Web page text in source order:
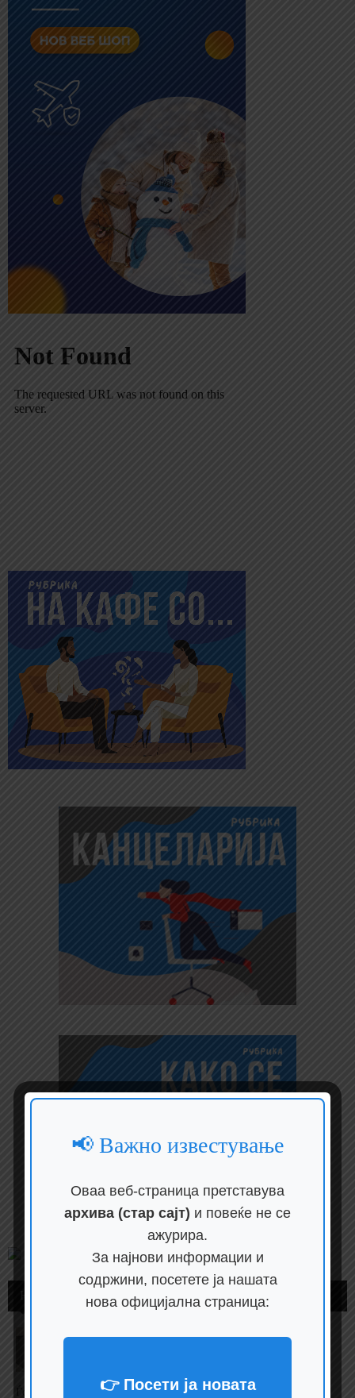
НАЈЧИТАНИ ВЕСТИ
Кој е Ѓоко Велковски, заменик министер за
Ѓоко Велковски е новиот заменик министер за социјална п...
📢 Важно известување
Оваа веб-страница претставува
архива (стар сајт) и повеќе не се
ажурира.
За најнови информации и
содржини, посетете ја нашата
нова официјална страница:
👉 Посети ја новата